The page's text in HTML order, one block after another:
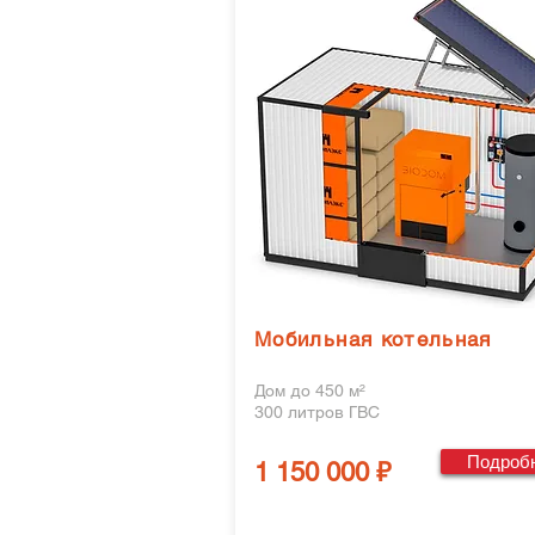
Мобильная котельная
Дом до 450 м²
300 литров ГВС
1 150 000 ₽